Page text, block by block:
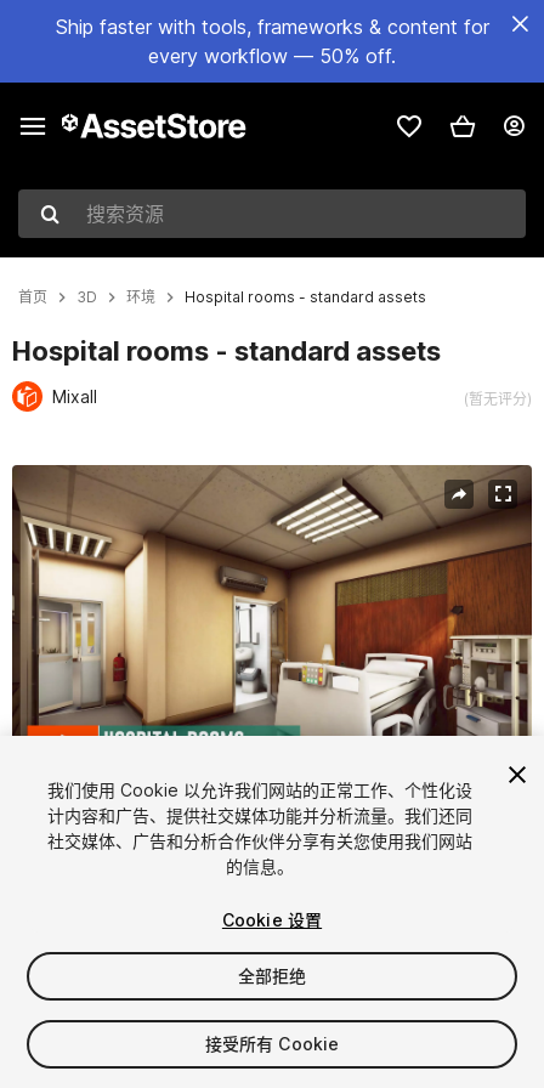
Ship faster with tools, frameworks & content for
every workflow — 50% off.
搜索资源
首页 3D 环境 Hospital rooms - standard assets
Hospital rooms - standard assets
Mixall (暂无评分)
当前幻灯片：1 / 16
1/16
$34.99
增值税将在结算时计算
我们使用 Cookie 以允许我们网站的正常工作、个性化设
计内容和广告、提供社交媒体功能并分析流量。我们还同
社交媒体、广告和分析合作伙伴分享有关您使用我们网站
的信息。
Cookie 设置
全部拒绝
接受所有 Cookie